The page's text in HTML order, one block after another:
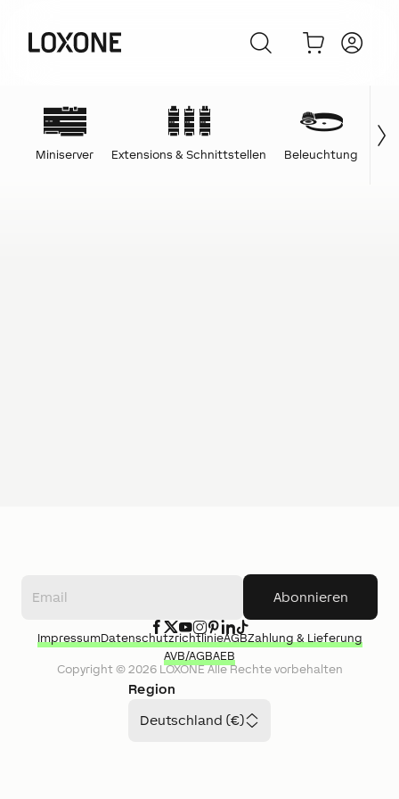
Miniserver Extensions & Schnittstellen Beleuchtung
Abonnieren
Region
Deutschland (€)
Copyright © 2026LOXONEAlle Rechte vorbehalten
ImpressumDatenschutzrichtlinieAGBZahlung & Lieferung
AVB/AGBAEB